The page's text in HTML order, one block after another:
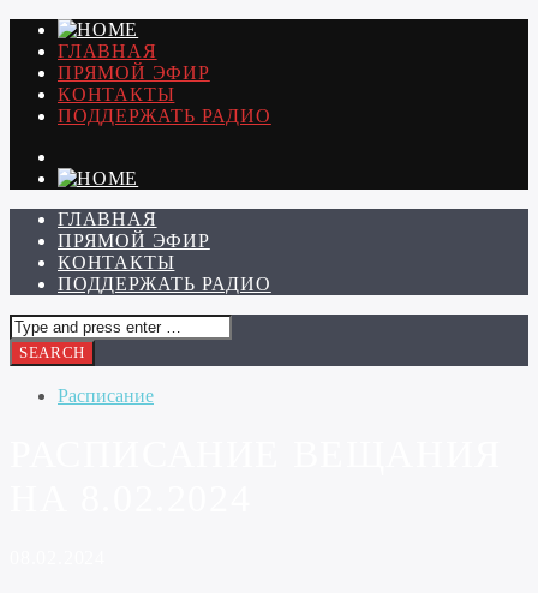
ГЛАВНАЯ
ПРЯМОЙ ЭФИР
КОНТАКТЫ
ПОДДЕРЖАТЬ РАДИО
ГЛАВНАЯ
ПРЯМОЙ ЭФИР
КОНТАКТЫ
ПОДДЕРЖАТЬ РАДИО
Расписание